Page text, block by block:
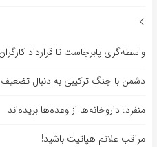
واسطه‌گری پابرجاست تا قرارداد
دشمن با جنگ ترکیبی به دنبال
منفرد: داروخانه‌ها از وعده‌ها بریده‌اند
مراقب علائم هپاتیت باشید!